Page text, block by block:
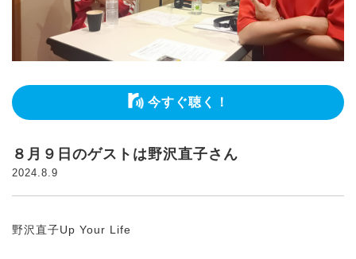
今すぐ聴く！
８月９日のゲストは野沢直子さん
2024.8.9
野沢直子Up Your Life